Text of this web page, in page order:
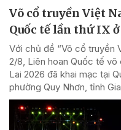
Võ cổ truyền Việt
Quốc tế lần thứ IX
Với chủ đề “Võ cổ truyền
2/8, Liên hoan Quốc tế
Lai 2026 đã khai mạc tại
phường Quy Nhơn, tỉnh